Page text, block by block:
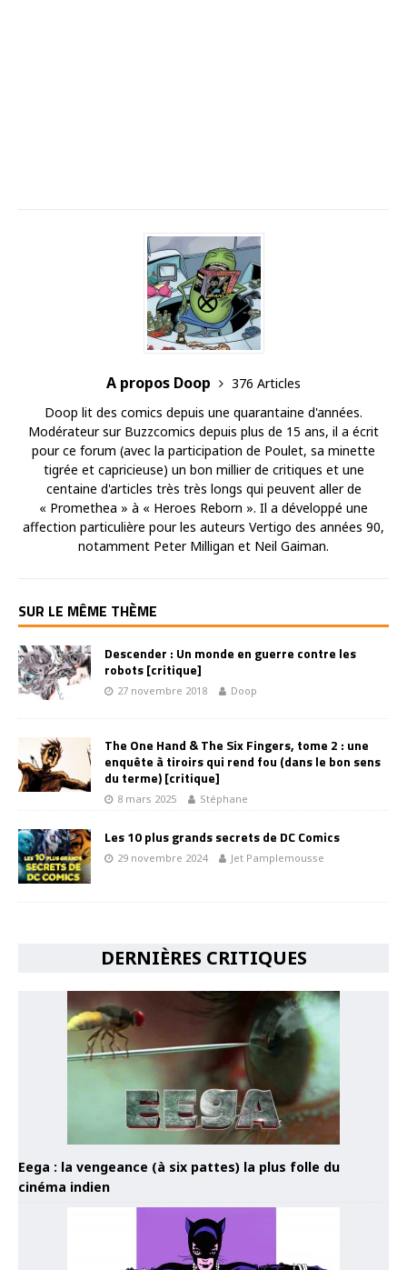
A propos Doop
376 Articles
Doop lit des comics depuis une quarantaine d'années.
Modérateur sur Buzzcomics depuis plus de 15 ans, il a écrit
pour ce forum (avec la participation de Poulet, sa minette
tigrée et capricieuse) un bon millier de critiques et une
centaine d'articles très très longs qui peuvent aller de
« Promethea » à « Heroes Reborn ». Il a développé une
affection particulière pour les auteurs Vertigo des années 90,
notamment Peter Milligan et Neil Gaiman.
SUR LE MÊME THÈME
Descender : Un monde en guerre contre les
robots [critique]
27 novembre 2018 Doop
The One Hand & The Six Fingers, tome 2 : une
enquête à tiroirs qui rend fou (dans le bon sens
du terme) [critique]
8 mars 2025 Stéphane
Les 10 plus grands secrets de DC Comics
29 novembre 2024 Jet Pamplemousse
DERNIÈRES CRITIQUES
Eega : la vengeance (à six pattes) la plus folle du
cinéma indien